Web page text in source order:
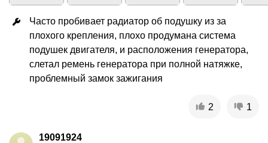
Часто пробивает радиатор об подушку из за
плохого крепления, плохо продумана система
подушек двигателя, и расположения генератора,
слетал ремень генератора при полной натяжке,
проблемный замок зажигания
2 1
19091924